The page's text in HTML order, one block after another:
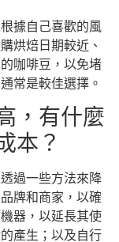
據自己喜歡的風
烘焙日期較近、
咖啡豆，以免堵
常是較佳選擇。
，有什麼
本？
過一些方法來降
牌和商家，以確
器，以延長其使
產生；以及自行